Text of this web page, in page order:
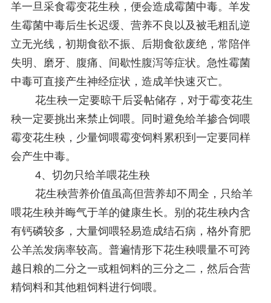
羊一旦采食霉变花生秧，便会造成霉菌中毒。羊发
生霉菌中毒后生长迟缓、营养不良以及被毛粗乱逆
立无光线，初期食欲不振、后期食欲废绝，常陪伴
失明、磨牙、腹痛、间歇性腹泻等症状。急性霉菌
中毒可直接产生神经症状，造成羊快速灭亡。
花生秧一定要晾干后妥帖储存，对于霉变花生
秧一定要挑出来禁止饲喂。同时避免给羊掺合饲喂
霉变花生秧，少量饲喂霉变饲料累积到一定要同样
会产生中毒。
4、切勿只给羊喂花生秧
花生秧营养价值虽高但营养却不周全，只给羊
喂花生秧并晦气于羊的健康生长。别的花生秧内含
有钙磷较多，大量饲喂轻易造成结石病，格外育肥
公羊羔发病率较高。普遍情形下花生秧喂量不可跨
越日粮的二分之一或粗饲料的三分之二，然后合营
精饲料和其他粗饲料进行饲喂。